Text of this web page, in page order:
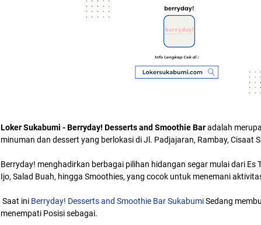
Loker Sukabumi - Berryday! Desserts and Smoothie Baradalah
minuman dan dessert yang berlokasi di Jl. Padjajaran, Rambay, Cisaat
Berryday! menghadirkan berbagai pilihan hidangan segar mulai dari Es
Ijo, Salad Buah, hingga Smoothies, yang cocok untuk menemani
Saat ini Berryday! Desserts and Smoothie Bar SukabumiSedang
menempati Posisi sebagai.